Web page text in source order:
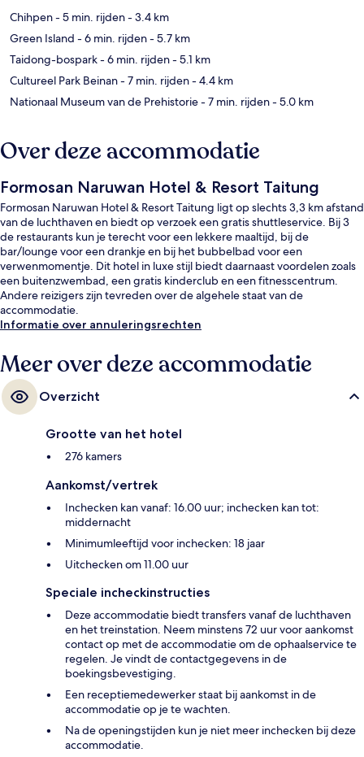
Chihpen- 5 min. rijden- 3.4 km
Green Island - 6 min. rijden- 5.7 km
Taidong-bospark- 6 min. rijden- 5.1 km
Cultureel Park Beinan- 7 min. rijden- 4.4 km
Nationaal Museum van de Prehistorie- 7 min. rijden- 5.0 km
Over deze accommodatie
Formosan Naruwan Hotel & Resort Taitung
Formosan Naruwan Hotel & Resort Taitung ligt op slechts 3,3 km afstand
van de luchthaven en biedt op verzoek een gratis shuttleservice. Bij 3
de restaurants kun je terecht voor een lekkere maaltijd, bij de
bar/lounge voor een drankje en bij het bubbelbad voor een
verwenmomentje. Dit hotel in luxe stijl biedt daarnaast voordelen zoals
een buitenzwembad, een gratis kinderclub en een fitnesscentrum.
Andere reizigers zijn tevreden over de algehele staat van de
accommodatie.
Informatie over annuleringsrechten
Meer over deze accommodatie
Overzicht
Grootte van het hotel
276 kamers
Aankomst/vertrek
Inchecken kan vanaf: 16.00 uur; inchecken kan tot:
middernacht
Minimumleeftijd voor inchecken: 18 jaar
Uitchecken om 11.00 uur
Speciale incheckinstructies
Deze accommodatie biedt transfers vanaf de luchthaven
en het treinstation. Neem minstens 72 uur voor aankomst
contact op met de accommodatie om de ophaalservice te
regelen. Je vindt de contactgegevens in de
boekingsbevestiging.
Een receptiemedewerker staat bij aankomst in de
accommodatie op je te wachten.
Na de openingstijden kun je niet meer inchecken bij deze
accommodatie.